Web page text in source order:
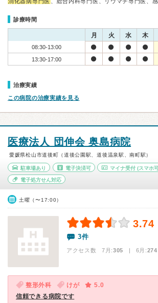
診療時間
月 火 水 木
08:30-13:00
13:30-17:00
治療実績
この病院の治療実績を見る
医療法人 団伸会 奥島病院
愛媛県松山市道後町（道後公園駅、道後温泉駅、南町駅）
駐車場あり 電子決済可 マイナ受付 (スマホ
電子処方せん対応
土曜（〜17:00）
3.74
3件
アクセス数 7月:305 | 6月:274
整形外科 けが
5.0
信頼できる病院です